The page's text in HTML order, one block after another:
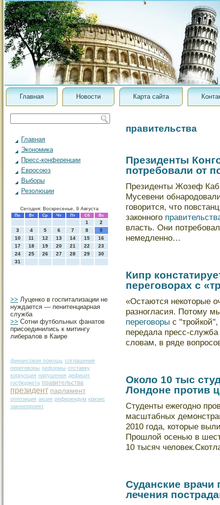
Главная Новости Карта сайта
Главная
Экономика
Пресс-конференции
Евросоюз
Выборы
Резолюции
Сегодня: Воскресенье, 9 Августа
Пн Вт Ср Чт Пт Сб Вс
1
2
3
4 5 6 7 8
9
10
11 12 13 14 15
16
17
18 19 20 21 22
23
24
25 26 27 28 29
30
31
>> Луценко в госпитализации не
нуждается — пенитенциарная
служба
>> Сотни футбольных фанатов
присоединились к митингу
либералов в Каире
финансовая помощь соглашения
переговоры реформы отставку
коррупция нарушения дефицит
госбюджета правительства
президент парламент
оппозиция акция референдум кризис
законопроект
правительства
Президенты
потребовали от
Президенты Жозеф
Мусевени
говорится, что
законного
власть. Они
немедленно…
Кипр
переговорах с
«Остаются некоторые
разногласия. Потому
переговоры с
передала пресс-служба
словам, в ряде
Около 10 тыс
Лондоне против
Студенты ежегодно
масштабных
2010 года, кοторые
Прошлοй осенью в
10 тысяч
Суданские врачи
лечения